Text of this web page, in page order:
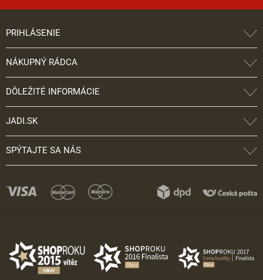
PRIHLÁSENIE
NÁKUPNÝ RÁDCA
DÔLEŽITÉ INFORMÁCIE
JADI.SK
SPÝTAJTE SA NÁS